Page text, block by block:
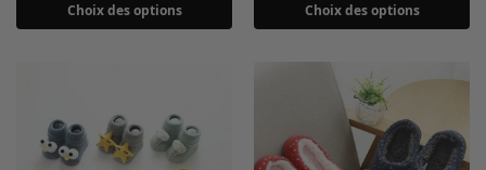
Choix des options Choix des options